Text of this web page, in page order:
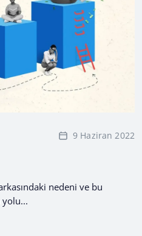
9 Haziran 2022
nedeni ve bu